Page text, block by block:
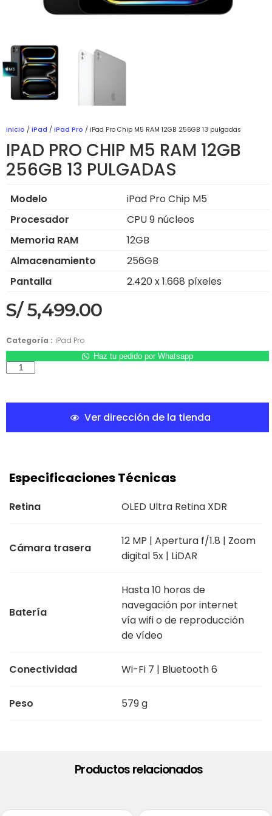
Inicio / iPad / iPad Pro / iPad Pro Chip M5 RAM 12GB 256GB 13 pulgadas
IPAD PRO CHIP M5 RAM 12GB
256GB 13 PULGADAS
Modelo
iPad Pro Chip M5
Procesador
CPU 9 núcleos
Memoria RAM
12GB
Almacenamiento
256GB
Pantalla
2.420 x 1.668 píxeles
S/5,499.00
Categoría : iPad Pro
Haz tu pedido por Whatsapp
Ver dirección de la tienda
Especificaciones Técnicas
Retina OLED Ultra Retina XDR
Cámara trasera
12 MP | Apertura f/1.8 | Zoom
digital 5x | LiDAR
Batería
Hasta 10 horas de
navegación por internet
vía wifi o de reproducción
de vídeo
Conectividad Wi-Fi 7 | Bluetooth 6
Peso 579 g
Productos relacionados